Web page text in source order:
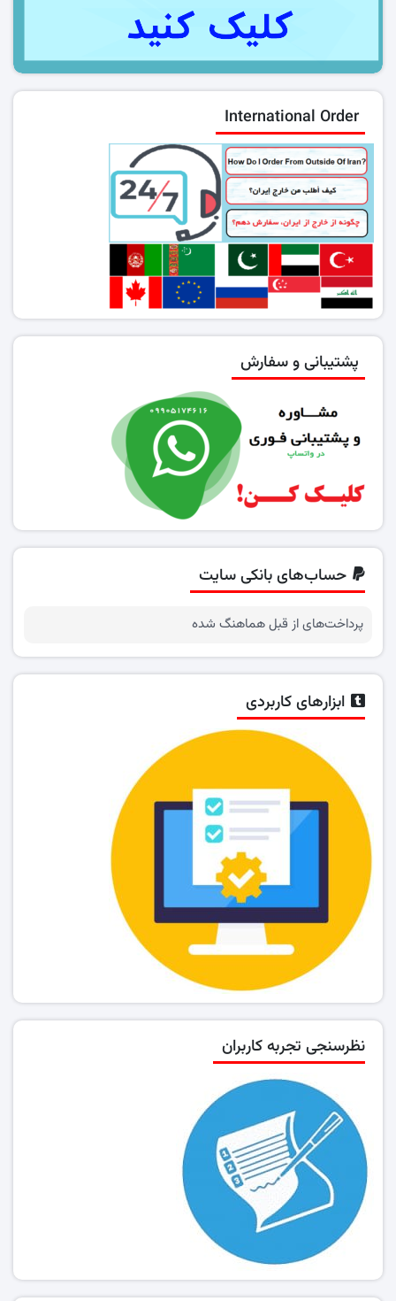
International Order
پشتیبانی و سفارش
حساب‌های بانکی سایت
پرداخت‌های از قبل هماهنگ شده
ابزارهای کاربردی
نظرسنجی تجربه کاربران